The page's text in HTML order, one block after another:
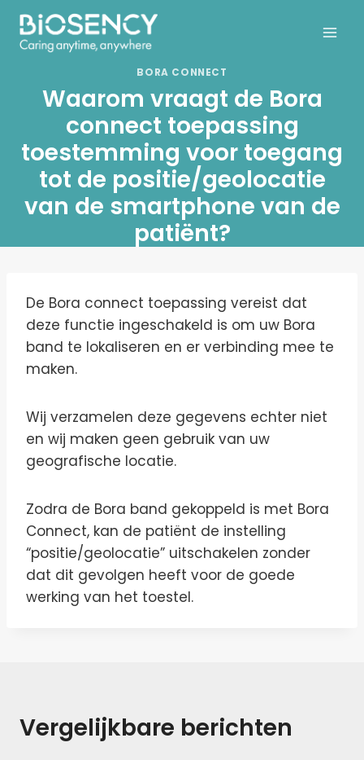
Doorgaan
naar
inhoud
BORA CONNECT
Waarom vraagt de Bora
connect toepassing
toestemming voor toegang
tot de positie/geolocatie
van de smartphone van de
patiënt?
De Bora connect toepassing vereist dat
deze functie ingeschakeld is om uw Bora
band te lokaliseren en er verbinding mee te
maken.
Wij verzamelen deze gegevens echter niet
en wij maken geen gebruik van uw
geografische locatie.
Zodra de Bora band gekoppeld is met Bora
Connect, kan de patiënt de instelling
“positie/geolocatie” uitschakelen zonder
dat dit gevolgen heeft voor de goede
werking van het toestel.
Vergelijkbare berichten